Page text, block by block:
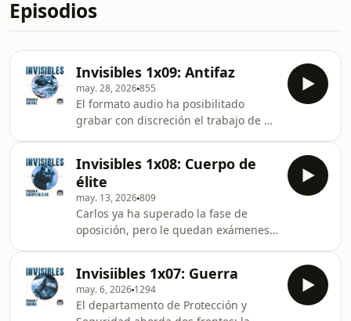
Episodios
Invisibles 1x09: Antifaz
may. 28, 2026855
El formato audio ha posibilitado
grabar con discreción el trabajo de un
extra se quitan el antifaz y nos
permiten grabar en video algunas
actuaciones y reuniones, para que
sepas quién te protege. Learn more
about your ad choices. Visit
megaphone.fm/adchoices
Invisibles 1x08: Cuerpo de
élite
may. 13, 2026809
Carlos ya ha superado la fase de
oposición, pero le quedan exámenes
Servicio de Vigilancia Aduanera. Su
preparadora es un gran referente
para él: joven y con una carrera
Invisiibles 1x07: Guerra
may. 6, 2026 1294
El departamento de Protección y